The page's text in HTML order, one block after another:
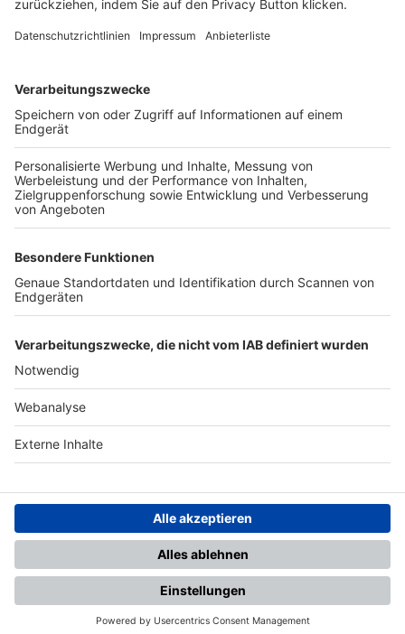
FOLGE DEM BFV
TOP-VEREINE
TOP-PARTNER
Nutzungsbedingungen Datenschutz Impressum